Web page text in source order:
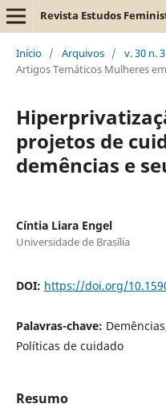
Revista Estudos
Início / Arquivos / v. 30 n.
Artigos Temáticos Mulheres
projetos de
demências e
Cíntia Liara Engel
Universidade de Brasília
DOI: https://doi.org/
Palavras-chave:
Políticas de cuidado
Resumo